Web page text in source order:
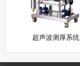
超声波测厚系统